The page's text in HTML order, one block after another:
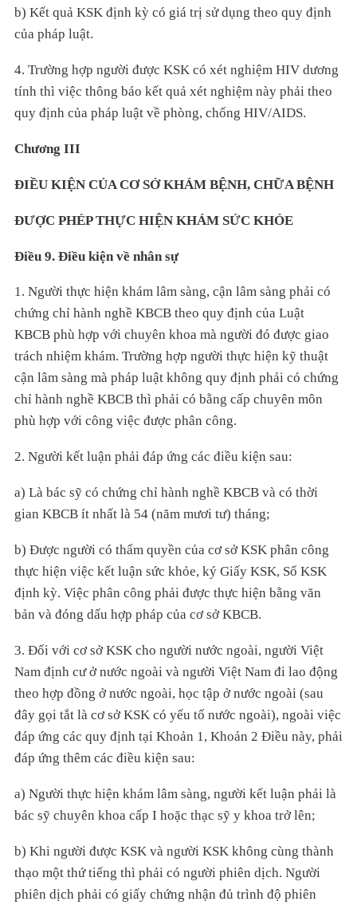
b) Kết quả KSK định kỳ có giá trị sử dụng theo quy định
của pháp luật.
4. Trường hợp người được KSK có xét nghiệm HIV dương
tính thì việc thông báo kết quả xét nghiệm này phải theo
quy định của pháp luật về phòng, chống HIV/AIDS.
Chương III
ĐIỀU KIỆN CỦA CƠ SỞ KHÁM BỆNH, CHỮA BỆNH
ĐƯỢC PHÉP THỰC HIỆN KHÁM SỨC KHỎE
Điều 9. Điều kiện về nhân sự
1. Người thực hiện khám lâm sàng, cận lâm sàng phải có
chứng chỉ hành nghề KBCB theo quy định của Luật
KBCB phù hợp với chuyên khoa mà người đó được giao
trách nhiệm khám. Trường hợp người thực hiện kỹ thuật
cận lâm sàng mà pháp luật không quy định phải có chứng
chỉ hành nghề KBCB thì phải có bằng cấp chuyên môn
phù hợp với công việc được phân công.
2. Người kết luận phải đáp ứng các điều kiện sau:
a) Là bác sỹ có chứng chỉ hành nghề KBCB và có thời
gian KBCB ít nhất là 54 (năm mươi tư) tháng;
b) Được người có thẩm quyền của cơ sở KSK phân công
thực hiện việc kết luận sức khỏe, ký Giấy KSK, Sổ KSK
định kỳ. Việc phân công phải được thực hiện bằng văn
bản và đóng dấu hợp pháp của cơ sở KBCB.
3. Đối với cơ sở KSK cho người nước ngoài, người Việt
Nam định cư ở nước ngoài và người Việt Nam đi lao động
theo hợp đồng ở nước ngoài, học tập ở nước ngoài (sau
đây gọi tắt là cơ sở KSK có yếu tố nước ngoài), ngoài việc
đáp ứng các quy định tại Khoản 1, Khoản 2 Điều này, phải
đáp ứng thêm các điều kiện sau:
a) Người thực hiện khám lâm sàng, người kết luận phải là
bác sỹ chuyên khoa cấp I hoặc thạc sỹ y khoa trở lên;
b) Khi người được KSK và người KSK không cùng thành
thạo một thứ tiếng thì phải có người phiên dịch. Người
phiên dịch phải có giấy chứng nhận đủ trình độ phiên